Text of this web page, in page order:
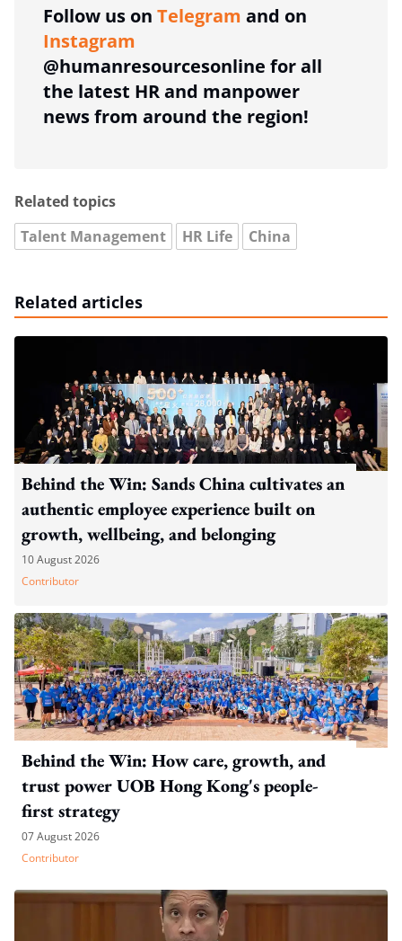
Follow us on Telegram and on
Instagram
@humanresourcesonline for all
the latest HR and manpower
news from around the region!
Related topics
Talent Management
HR Life China
Related articles
Behind the Win: Sands China cultivates an
authentic employee experience built on
growth, wellbeing, and belonging
10 August 2026
Contributor
Behind the Win: How care, growth, and
trust power UOB Hong Kong's people-
first strategy
07 August 2026
Contributor